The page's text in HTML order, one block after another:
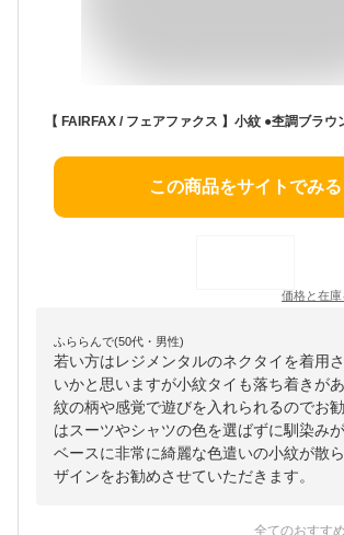
この商品をサイトでみる
価格と在庫
ふららんで(50代・男性)
若い方はレジメンタルのネクタイを着用
いかと思いますが小紋タイも落ち着きが
紋の柄や感覚で遊びを入れられるのでお
はスーツやシャツの色を選ばずに馴染み
ベースに非常に綺麗な色遣いの小紋が散
ザインをお勧めさせていただきます。
全てのおすす